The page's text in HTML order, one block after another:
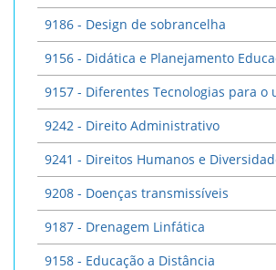
9186 - Design de sobrancelha
9156 - Didática e Planejamento
9157 - Diferentes Tecnologias para o
9242 - Direito Administrativo
9241 - Direitos Humanos e
9208 - Doenças transmissíveis
9187 - Drenagem Linfática
9158 - Educação a Distância